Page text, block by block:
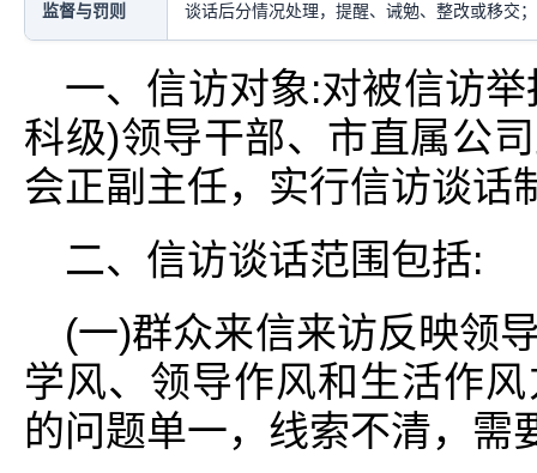
监督与罚则 谈话后分情况处理，提醒、诫勉、整改或移交
一、信访对象:对被信访
科级)领导干部、市直属公
会正副主任，实行信访谈话
二、信访谈话范围包括:
(一)群众来信来访反映领
学风、领导作风和生活作
的问题单一，线索不清，需